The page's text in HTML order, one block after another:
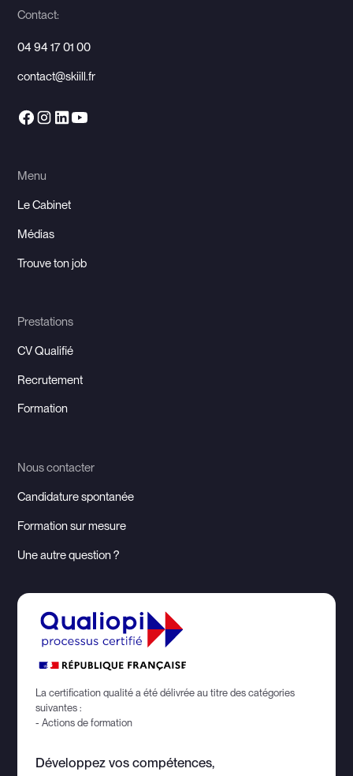
Contact:
04 94 17 01 00
contact@skiill.fr
Menu
Le Cabinet
Médias
Trouve ton job
Prestations
CV Qualifié
Recrutement
Formation
Nous contacter
Candidature spontanée
Formation sur mesure
Une autre question ?
La certification qualité a été délivrée au titre des catégories
suivantes :
- Actions de formation
Développez vos compétences,